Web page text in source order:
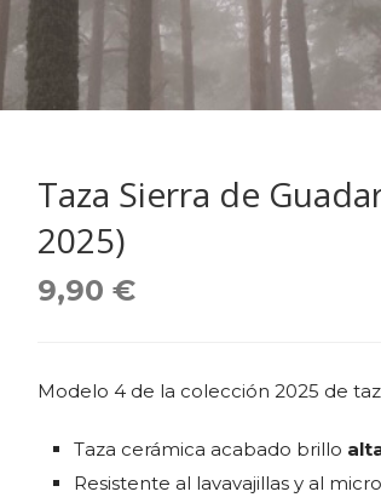
Taza Sierra de
2025)
9,90 €
Modelo 4 de la colección 2025 de
Taza cerámica acabado brillo
Resistente al lavavajillas y al